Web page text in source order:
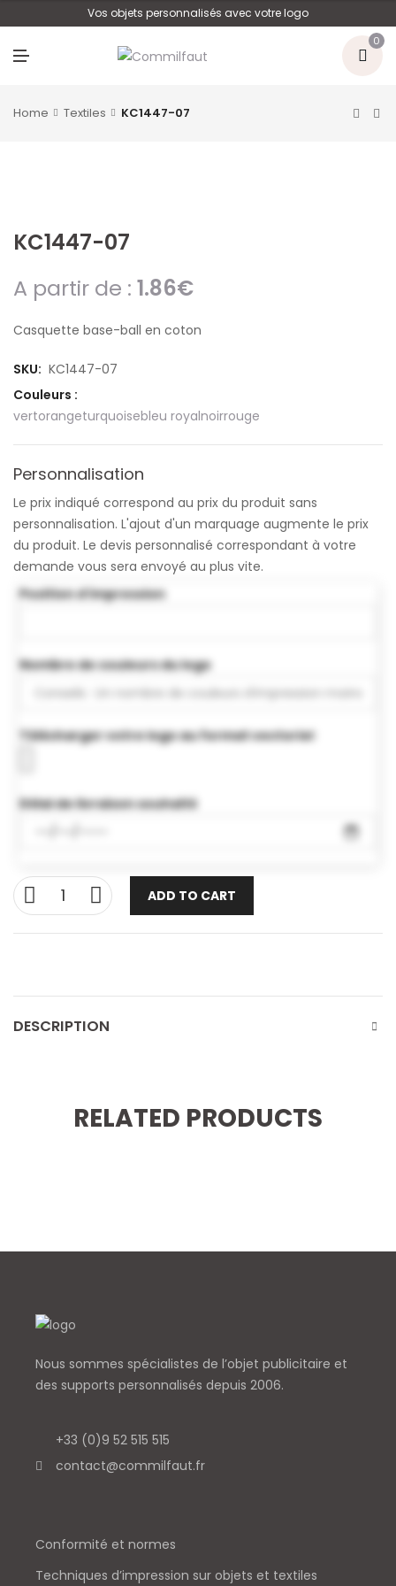
Vos objets personnalisés avec votre logo
0
Home Textiles KC1447-07
KC1447-07
A partir de : 1.86€
Casquette base-ball en coton
SKU: KC1447-07
Couleurs :
vertorangeturquoisebleu royalnoirrouge
Personnalisation
Le prix indiqué correspond au prix du produit sans
personnalisation. L'ajout d'un marquage augmente le prix
du produit. Le devis personnalisé correspondant à votre
demande vous sera envoyé au plus vite.
Position d'impression
Nombre de couleurs du logo
Télécharger votre logo au format vectoriel
Délai de livraison souhaité
ADD TO CART
DESCRIPTION
RELATED PRODUCTS
Nous sommes spécialistes de l’objet publicitaire et
des supports personnalisés depuis 2006.
+33 (0)9 52 515 515
contact@commilfaut.fr
Conformité et normes
Techniques d’impression sur objets et textiles